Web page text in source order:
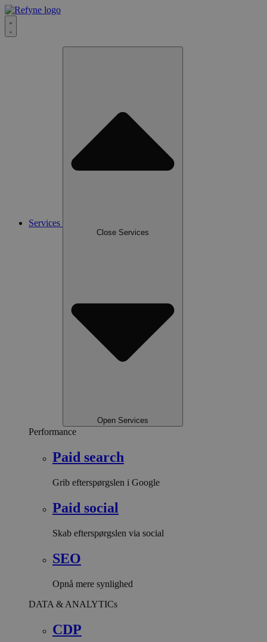
Services
Close Services
Open Services
Performance
Paid search
Grib efterspørgslen i Google
Paid social
Skab efterspørgslen via social
SEO
Opnå mere synlighed
DATA & ANALYTICs
CDP